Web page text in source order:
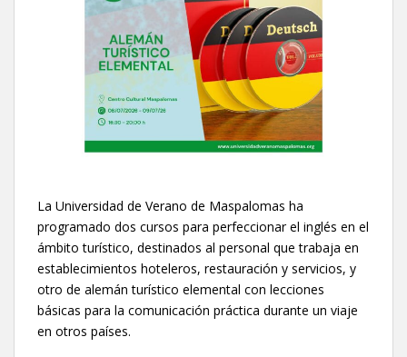
La Universidad de Verano de Maspalomas ha
programado dos cursos para perfeccionar el inglés en el
ámbito turístico, destinados al personal que trabaja en
establecimientos hoteleros, restauración y servicios, y
otro de alemán turístico elemental con lecciones
básicas para la comunicación práctica durante un viaje
en otros países.